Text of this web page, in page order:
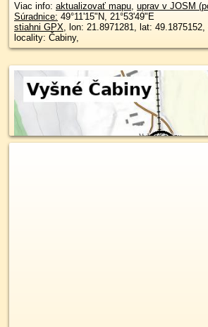
Viac info: aktualizovať mapu, uprav v JOSM
Súradnice: 49°11'15"N, 21°53'49"E
stiahni GPX, lon: 21.8971281, lat:
locality: Čabiny,